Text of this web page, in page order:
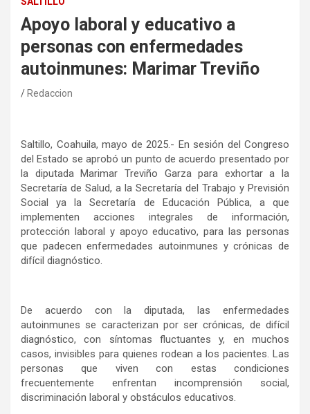
Apoyo laboral y educativo a
personas con enfermedades
autoinmunes: Marimar Treviño
Redaccion
Saltillo, Coahuila, mayo de 2025.- En sesión del Congreso
del Estado se aprobó un punto de acuerdo presentado por
la diputada Marimar Treviño Garza para exhortar a la
Secretaría de Salud, a la Secretaría del Trabajo y Previsión
Social ya la Secretaría de Educación Pública, a que
implementen acciones integrales de información,
protección laboral y apoyo educativo, para las personas
que padecen enfermedades autoinmunes y crónicas de
difícil diagnóstico.
De acuerdo con la diputada, las enfermedades
autoinmunes se caracterizan por ser crónicas, de difícil
diagnóstico, con síntomas fluctuantes y, en muchos
casos, invisibles para quienes rodean a los pacientes. Las
personas que viven con estas condiciones
frecuentemente enfrentan incomprensión social,
discriminación laboral y obstáculos educativos.